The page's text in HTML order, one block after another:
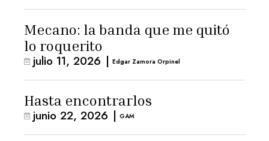
Mecano: la banda que me quitó
lo roquerito
julio 11, 2026 | Edgar Zamora Orpinel
Hasta encontrarlos
junio 22, 2026 | GAM